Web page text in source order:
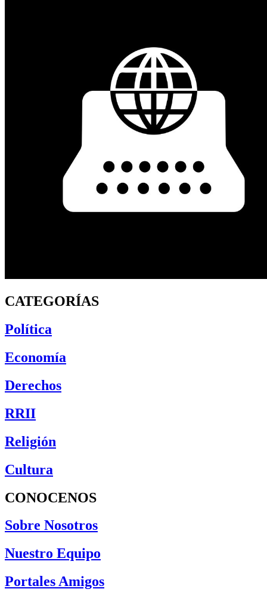
CATEGORÍAS
Política
Economía
Derechos
RRII
Religión
Cultura
CONOCENOS
Sobre Nosotros
Nuestro Equipo
Portales Amigos